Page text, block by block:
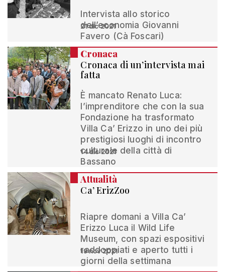
Intervista allo storico
dell’economia Giovanni
Favero (Cà Foscari)
21 dic 2021
Cronaca
Cronaca di un’intervista mai
fatta
È mancato Renato Luca:
l’imprenditore che con la sua
Fondazione ha trasformato
Villa Ca’ Erizzo in uno dei più
prestigiosi luoghi di incontro
culturale della città di
Bassano
14 dic 2021
Attualità
Ca’ ErizZoo
Riapre domani a Villa Ca’
Erizzo Luca il Wild Life
Museum, con spazi espositivi
raddoppiati e aperto tutti i
giorni della settimana
19 nov 2021